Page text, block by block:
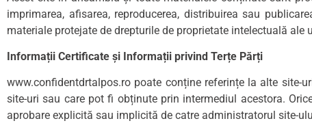
imprimarea, afisarea, reproducerea, distribuirea sau
materiale protejate de drepturile de proprietate intelectuală ale
Informații Certificate și Informații privind Terțe Părți
www.confidentdrtalpos.ro poate conține referințe la alte
site-uri sau care pot fi obținute prin intermediul acestora.
aprobare explicită sau implicită de catre administratorul site-